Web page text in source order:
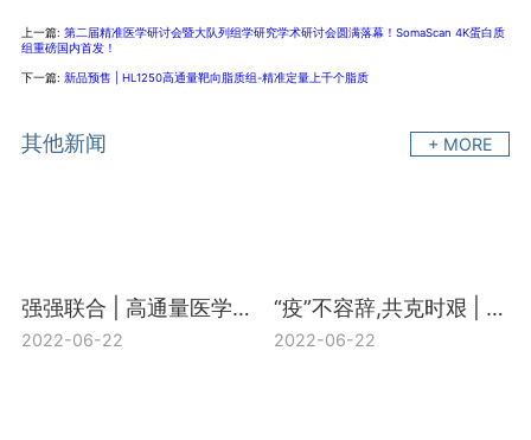
上一篇: 第二届精准医学研讨会暨大队列组学研究学术研讨会圆满落幕！SomaScan 4K蛋白质
组重磅国内首发！
下一篇: 新品预售 | HL1250高通量靶向脂质组-精准定量上千个脂质
其他新闻 + MORE
强强联合 | 高通量医学靶向代谢组H650+宏基因组合促销活动开启
2022-06-22
“疫”不容辞,共克时艰 | 中科新生命“新冠多组学研究支持计划”盛大启动
2022-06-22